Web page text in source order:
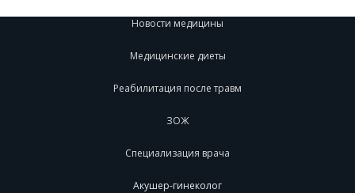
Новости медицины
Медицинские диеты
Реабилитация после травм
ЗОЖ
Специализация врача
Акушер-гинеколог